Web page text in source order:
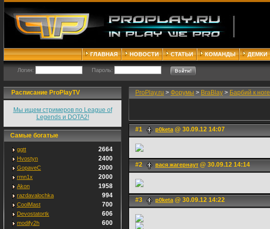
ГЛАВНАЯ НОВОСТИ СТАТЬИ КОМАНДЫ ДЕМКИ
Логин: Пароль:
Расписание ProPlayTV
Мы ищем стримеров по League of
Legends и DOTA2!
Самые богатые
ggtt 2664
Hvostyn 2400
GopaveC 2000
rmn1x 2000
Akon 1958
razdavalochka 994
CoolMast 700
Devostatortk 606
modify2h 600
ProPlay.ru > Форумы > BraBlay > Барбий к ноге
#1 p0keta@ 30.09.12 14:07
#2 вася жагернаут @ 30.09.12 14:14
#3 p0keta@ 30.09.12 14:22